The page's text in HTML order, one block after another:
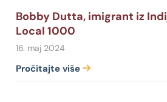
Bobby Dutta, imigrant iz
Local 1000
16. maj 2024
Pročitajte više